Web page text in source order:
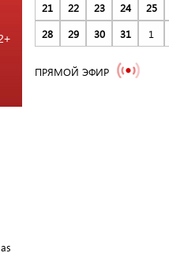
21
22 23 24 25
28
29 30 31 1
ПРЯМОЙ ЭФИР